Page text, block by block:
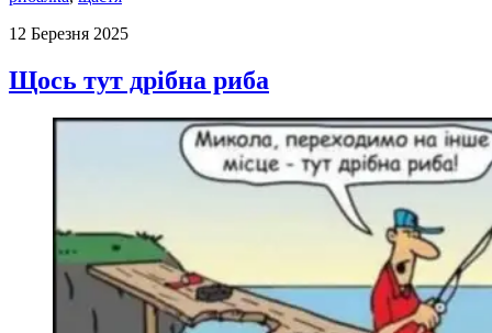
12 Березня 2025
Щось тут дрібна риба